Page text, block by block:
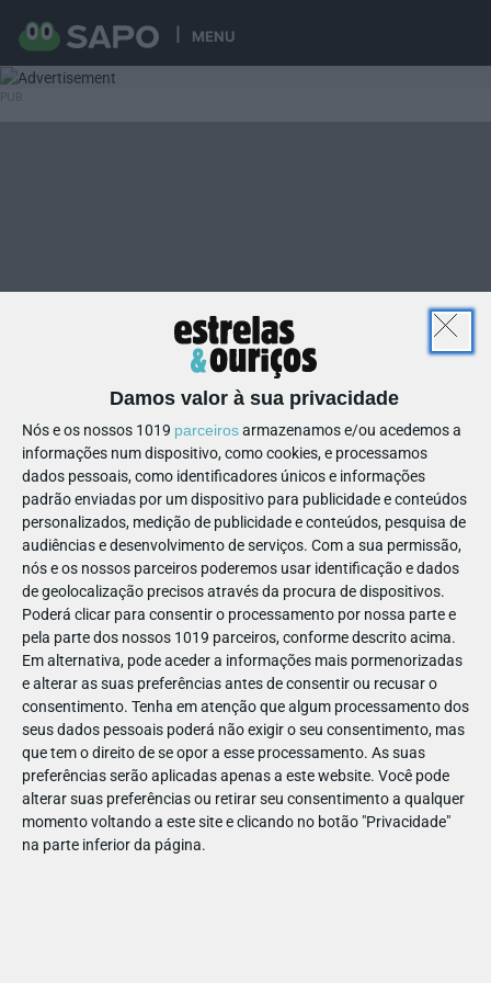
MENU
Damos valor à sua privacidade
Nós e os nossos 1019 parceirosarmazenamos e/ou acedemos a
informações num dispositivo, como cookies, e processamos
dados pessoais, como identificadores únicos e informações
padrão enviadas por um dispositivo para publicidade e conteúdos
personalizados, medição de publicidade e conteúdos, pesquisa de
audiências e desenvolvimento de serviços. Com a sua permissão,
nós e os nossos parceiros poderemos usar identificação e dados
de geolocalização precisos através da procura de dispositivos.
Poderá clicar para consentir o processamento por nossa parte e
pela parte dos nossos 1019 parceiros, conforme descrito acima.
Em alternativa, pode aceder a informações mais pormenorizadas
e alterar as suas preferências antes de consentir ou recusar o
consentimento. Tenha em atenção que algum processamento dos
seus dados pessoais poderá não exigir o seu consentimento, mas
que tem o direito de se opor a esse processamento. As suas
preferências serão aplicadas apenas a este website. Você pode
alterar suas preferências ou retirar seu consentimento a qualquer
momento voltando a este site e clicando no botão "Privacidade"
na parte inferior da página.
26
105589570819311